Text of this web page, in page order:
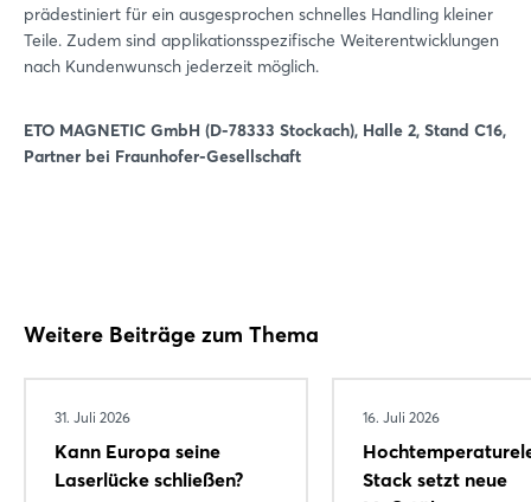
prädestiniert für ein ausgesprochen schnelles Handling kleiner
Teile. Zudem sind applikationsspezifische Weiterentwicklungen
nach Kundenwunsch jederzeit möglich.
ETO MAGNETIC GmbH (D-78333 Stockach), Halle 2, Stand C16,
Partner bei Fraunhofer-Gesellschaft
Weitere Beiträge zum Thema
31. Juli 2026
Kann Europa seine
Laserlücke schließen?
16. Juli 2026
Stack setzt neue